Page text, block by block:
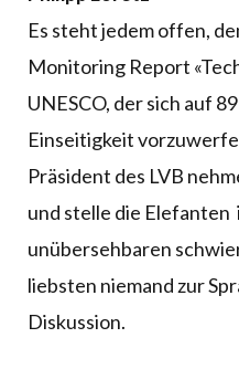
Es steht jedem offen,
Monitoring Report
UNESCO, der sich auf
Einseitigkeit
Präsident des LVB
und stelle die Elefanten
unübersehbaren
liebsten niemand zur
Diskussion.